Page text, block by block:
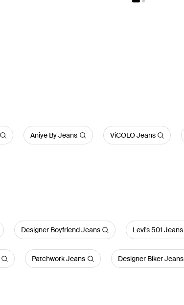
Aniye By Jeans ViCOLO Jeans
Designer Boyfriend Jeans Levi's 501 Jeans
Patchwork Jeans Designer Biker Jeans